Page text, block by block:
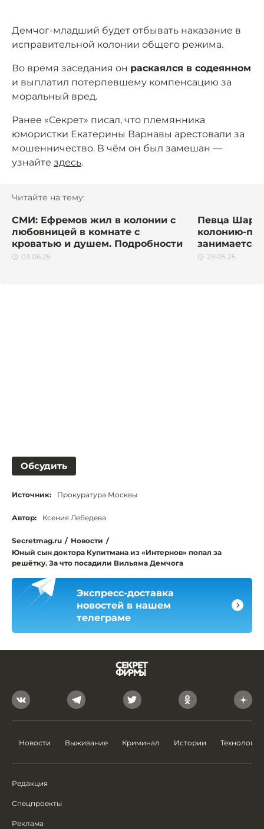
Демчог-младший будет отбывать наказание в
исправительной колонии общего режима.
Во время заседания он раскаялся в содеянном
и выплатил потерпевшему компенсацию за
моральный вред.
Ранее «Секрет» писал, что племянника
юмористки Екатерины Варнавы арестовали за
мошенничество. В чём он был замешан —
узнайте здесь.
Читайте на тему:
СМИ: Ефремов жил в колонии с
любовницей в комнате с
кроватью и душем. Подробности
03.06.25
Певца
колонию-
занимается
29.05.25
Обсудить
Источник: Прокуратура Москвы
Автор: Ксения Лебедева
Secretmag.ru / Новости /
Юный сын доктора Купитмана из «Интернов» попал за
решётку. За что посадили Вильяма Демчога
Экспресс-доставка
новостей в нашем
телеграме
Новости Выживание Криминал Истории Технологии
Редакция
Спецпроекты
Реклама